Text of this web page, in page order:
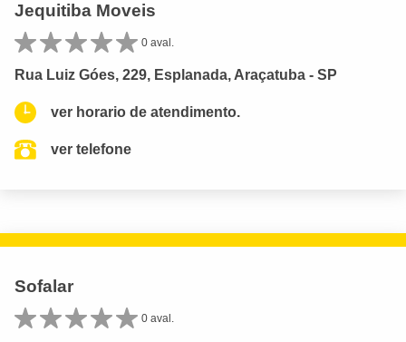
Jequitiba Moveis
0 aval.
Rua Luiz Góes, 229, Esplanada, Araçatuba - SP
ver horario de atendimento.
ver telefone
Sofalar
0 aval.